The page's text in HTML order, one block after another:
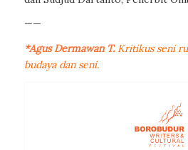
——
*Agus Dermawan T. Kritikus seni
budaya dan seni.